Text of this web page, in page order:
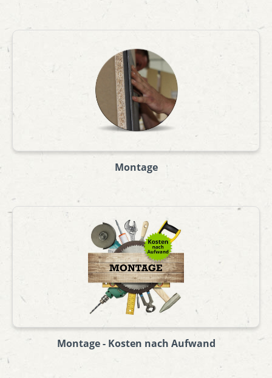
Montage
Montage - Kosten nach Aufwand